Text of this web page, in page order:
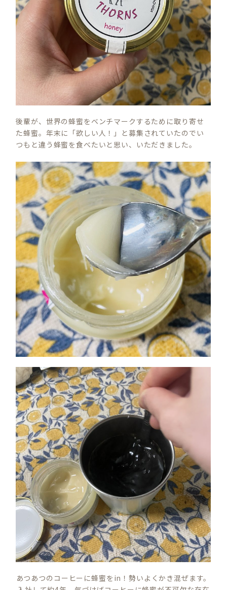
後輩が、世界の蜂蜜をベンチマークするために取り寄せ
た蜂蜜。年末に「欲しい人！」と募集されていたのでい
つもと違う蜂蜜を食べたいと思い、いただきました。
あつあつのコーヒーに蜂蜜をin！勢いよくかき混ぜます。